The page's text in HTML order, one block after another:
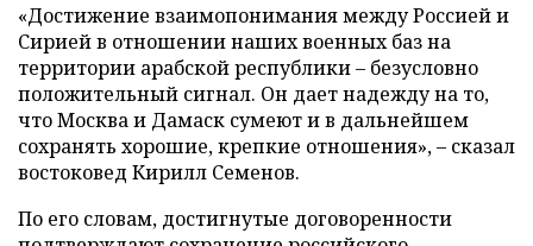
«Достижение взаимопонимания между Россией и
Сирией в отношении наших военных баз на
территории арабской республики – безусловно
положительный сигнал. Он дает надежду на то,
что Москва и Дамаск сумеют и в дальнейшем
сохранять хорошие, крепкие отношения», – сказал
востоковед Кирилл Семенов.
По его словам, достигнутые договоренности